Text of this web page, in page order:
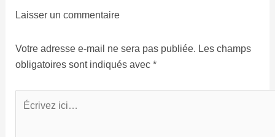
Laisser un commentaire
Votre adresse e-mail ne sera pas publiée. Les champs
obligatoires sont indiqués avec *